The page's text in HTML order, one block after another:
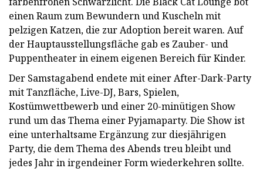
einen Raum zum Bewundern und Kuscheln mit
pelzigen Katzen, die zur Adoption bereit waren. Auf
der Hauptausstellungsfläche gab es Zauber- und
Puppentheater in einem eigenen Bereich für Kinder.
Der Samstagabend endete mit einer After-Dark-Party
mit Tanzfläche, Live-DJ, Bars, Spielen,
Kostümwettbewerb und einer 20-minütigen Show
rund um das Thema einer Pyjamaparty. Die Show ist
eine unterhaltsame Ergänzung zur diesjährigen
Party, die dem Thema des Abends treu bleibt und
jedes Jahr in irgendeiner Form wiederkehren sollte.